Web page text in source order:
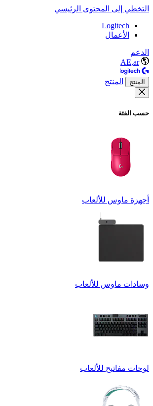
التخطي إلى المحتوى الرئيسي
Logitech
الأعمال
الدعم
AE,ar
المنتج المنتج
حسب الفئة
أجهزة ماوس للألعاب
وسادات ماوس للألعاب
لوحات مفاتيح للألعاب